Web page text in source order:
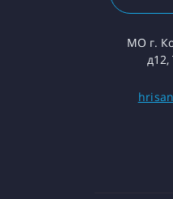
МО г.